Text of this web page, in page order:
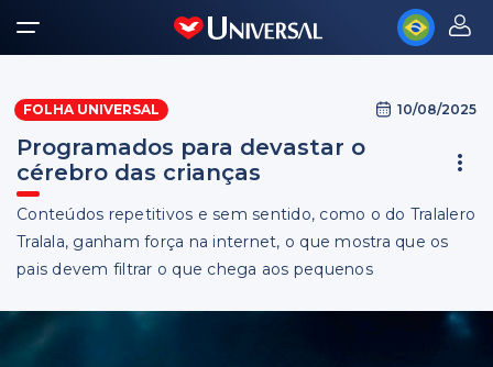
FOLHA UNIVERSAL 10/08/2025
Programados para devastar o
cérebro das crianças
Conteúdos repetitivos e sem sentido, como o do Tralalero
Tralala, ganham força na internet, o que mostra que os
pais devem filtrar o que chega aos pequenos